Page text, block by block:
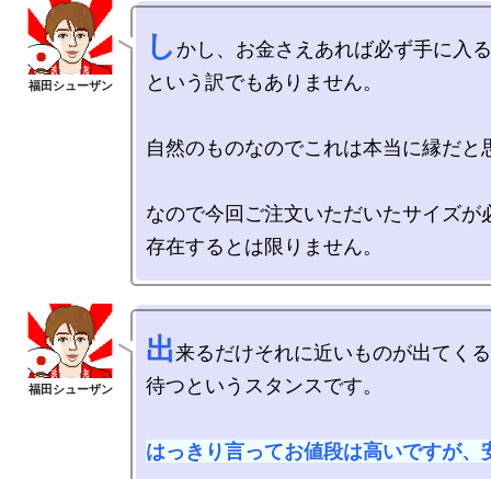
しかし、お金さえあれば必ず手に入る
という訳でもありません。
自然のものなのでこれは本当に縁だと
なので今回ご注文いただいたサイズが
出来るだけそれに近いものが出てく
待つというスタンスです。
はっきり言ってお値段は高いですが、